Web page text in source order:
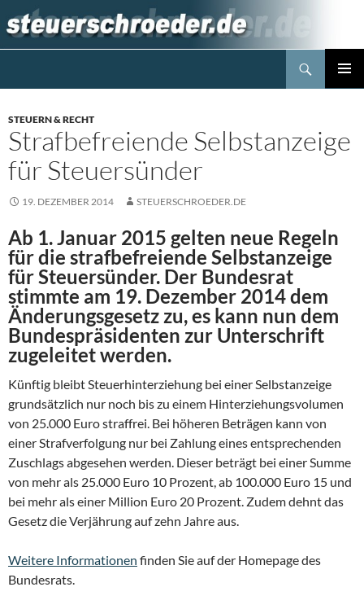
Inhalt
springen
STEUERN & RECHT
Strafbefreiende Selbstanzeige
für Steuersünder
19. DEZEMBER 2014 STEUERSCHROEDER.DE
Ab 1. Januar 2015 gelten neue Regeln
für die strafbefreiende Selbstanzeige
für Steuersünder. Der Bundesrat
stimmte am 19. Dezember 2014 dem
Änderungsgesetz zu, es kann nun dem
Bundespräsidenten zur Unterschrift
zugeleitet werden.
Künftig bleibt Steuerhinterziehung bei einer Selbstanzeige
grundsätzlich nur noch bis zu einem Hinterziehungsvolumen
von 25.000 Euro straffrei. Bei höheren Beträgen kann von
einer Strafverfolgung nur bei Zahlung eines entsprechenden
Zuschlags abgesehen werden. Dieser beträgt bei einer Summe
von mehr als 25.000 Euro 10 Prozent, ab 100.000 Euro 15 und
bei mehr als einer Million Euro 20 Prozent. Zudem dehnt das
Gesetz die Verjährung auf zehn Jahre aus.
Weitere Informationen finden Sie auf der Homepage des
Bundesrats.